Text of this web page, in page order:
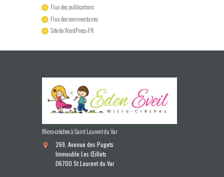
Flux des publications
Flux des commentaires
Site de WordPress-FR
Micro-crèches à Saint Laurent du Var
269, Avenue des Pugets
Immeuble Les Œillets
06700 St Laurent du Var